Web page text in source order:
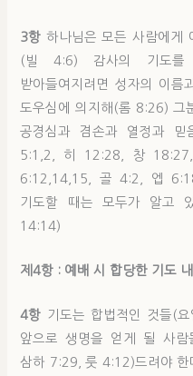
3항 하나님은 모든 사람에게
(빌 4:6) 감사의 기도를
받아들여지려면 성자의 이
도우심에 의지해(롬 8:26)
공경심과 겸손과 열정과
5:1,2, 히 12:28, 창
6:12,14,15, 골 4:2, 엡
기도할 때는 모두가 알고
14:14)
제4항 : 예배 시 합당한 기도
4항 기도는 합법적인 것들(
앞으로 생명을 얻게 될 사
삼하 7:29, 룻 4:12)드려야